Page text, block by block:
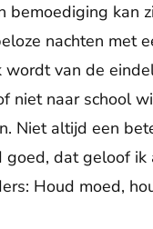
kan
nachten met
van de
niet naar school
Niet altijd een
dat geloof
Houd moed,